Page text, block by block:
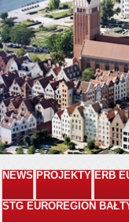
NEWS PROJEKTY ERB
STG EUROREGION